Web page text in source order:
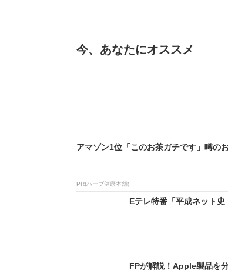
今、あなたにオススメ
アマゾン1位「このお茶ガチです」噂の
PR(ハーブ健康本舗)
Eテレ特番「平成ネット
FPが解説！Apple製品を